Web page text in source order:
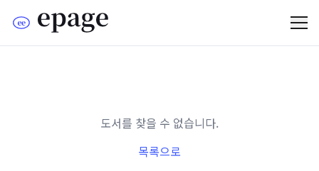
도서를 찾을 수 없습니다.
목록으로